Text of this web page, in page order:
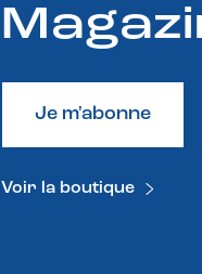
Je m'abonne
Voir la boutique